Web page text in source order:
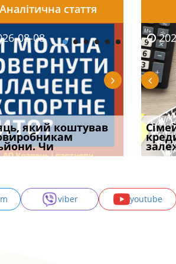
06
встановив для
шкоди
2026-08-
апостиль:
Аналітична стаття
08-08
який коштував
Чи
2026-
Огляд
опублі
2026-08-05
потрібна ФОП
у 2026 році:
засто
viber youtube